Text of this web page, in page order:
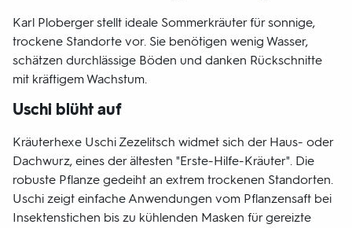
Karl Ploberger stellt ideale Sommerkräuter für sonnige,
trockene Standorte vor. Sie benötigen wenig Wasser,
schätzen durchlässige Böden und danken Rückschnitte
mit kräftigem Wachstum.
Uschi blüht auf
Kräuterhexe Uschi Zezelitsch widmet sich der Haus- oder
Dachwurz, eines der ältesten "Erste-Hilfe-Kräuter". Die
robuste Pflanze gedeiht an extrem trockenen Standorten.
Uschi zeigt einfache Anwendungen vom Pflanzensaft bei
Insektenstichen bis zu kühlenden Masken für gereizte